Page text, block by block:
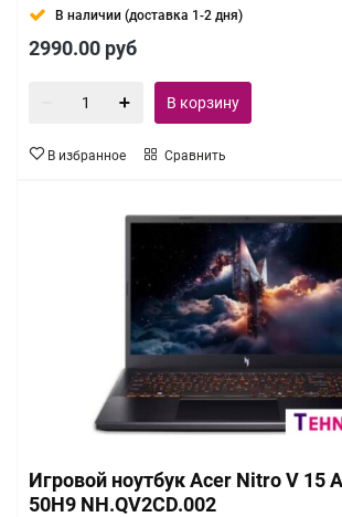
В наличии (доставка 1-2 дня)
2990.00 руб
В корзину
В избранное Сравнить
Игровой ноутбук Acer Nitro V 15
50H9 NH.QV2CD.002